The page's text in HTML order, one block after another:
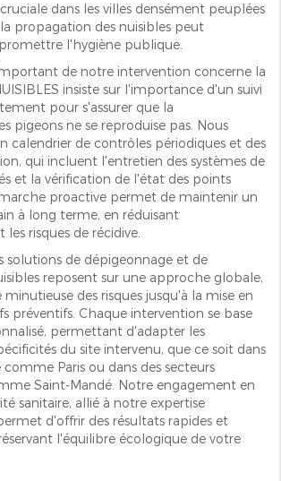
dans les villes densément peuplées
propagation des nuisibles peut
l'hygiène publique.
de notre intervention concerne la
insiste sur l'importance d'un suivi
pour s'assurer que la
pigeons ne se reproduise pas. Nous
calendrier de contrôles périodiques et des
qui incluent l'entretien des systèmes de
et la vérification de l'état des points
proactive permet de maintenir un
à long terme, en réduisant
risques de récidive.
solutions de dépigeonnage et de
reposent sur une approche globale,
des risques jusqu'à la mise en
préventifs. Chaque intervention se base
permettant d'adapter les
du site intervenu, que ce soit dans
Paris ou dans des secteurs
Saint-Mandé. Notre engagement en
sanitaire, allié à notre expertise
d'offrir des résultats rapides et
l'équilibre écologique de votre